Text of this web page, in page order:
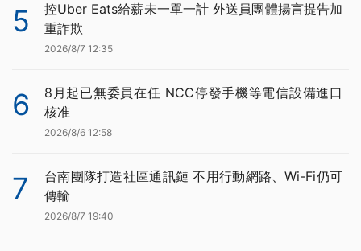
5
控Uber Eats給薪未一單一計 外送員團體揚言提告加
重詐欺
2026/8/7 12:35
6
8月起已無委員在任 NCC停發手機等電信設備進口
核准
2026/8/6 12:58
7
台南團隊打造社區通訊鏈 不用行動網路、Wi-Fi仍可
傳輸
2026/8/7 19:40